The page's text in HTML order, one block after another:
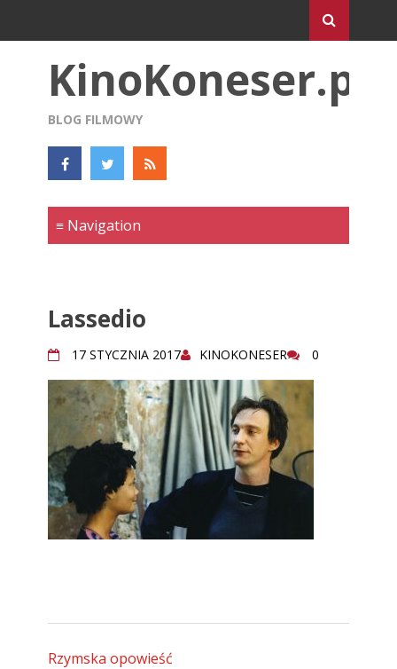
KinoKoneser.pl
BLOG FILMOWY
Lassedio
17 STYCZNIA 2017 KINOKONESER 0
Rzymska opowieść